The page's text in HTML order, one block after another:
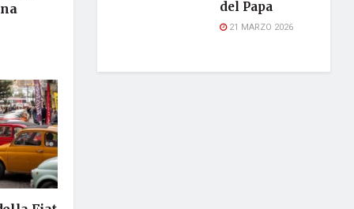
del Papa
21 MARZO 2026